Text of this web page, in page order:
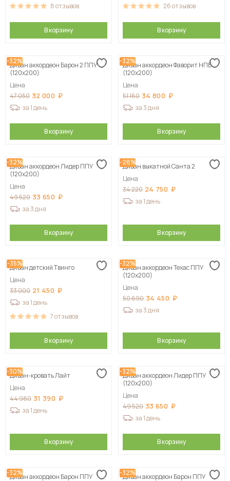
8отзывов
В корзину
26отзывов
В корзину
-32%
Диван аккордеон Барон 2 ППУ
(120х200)
Цена
47 050 32 000
за 1 день
В корзину
-32%
Диван аккордеон Фаворит НПБ
(120х200)
Цена
51 160 34 800
за 3 дня
В корзину
-32%
Диван аккордеон Лидер ППУ
(120х200)
Цена
49 520 33 650
за 3 дня
В корзину
-28%
Диван выкатной Санта 2
Цена
34 220 24 750
за 1 день
В корзину
-35%
Диван детский Твинго
Цена
33 000 21 450
за 1 день
7отзывов
В корзину
-32%
Диван аккордеон Техас ППУ
(120х200)
Цена
50 690 34 450
за 3 дня
В корзину
-30%
Диван-кровать Лайт
Цена
44 980 31 390
за 1 день
В корзину
-32%
Диван аккордеон Лидер ППУ
(120х200)
Цена
49 520 33 650
за 1 день
В корзину
-32%
Диван аккордеон Барон ППУ
-32%
Диван аккордеон Барон ППУ